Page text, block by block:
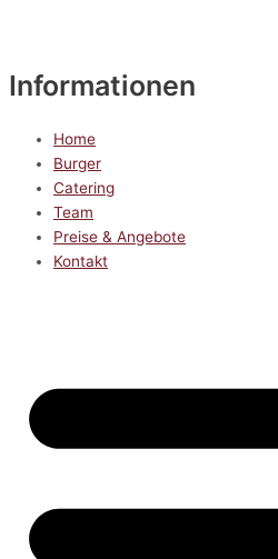
Informationen
Home
Burger
Catering
Team
Preise & Angebote
Kontakt